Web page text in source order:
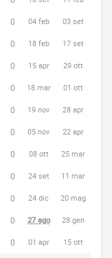
0 04 feb 03 set
0 18 feb 17 set
0 15 apr 29 ott
0 18 mar 01 ott
0 19 nov 28 apr
0 05 nov 22 apr
0 08 ott 25 mar
0 24 set 11 mar
0 24 dic 20 mag
0 27 ago 28 gen
0 01 apr 15 ott